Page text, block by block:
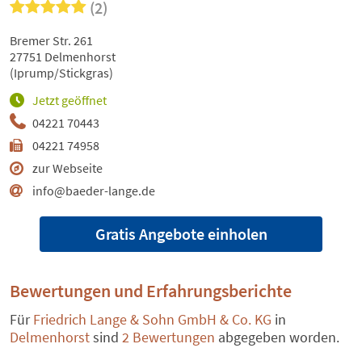
(2)
04221 70443
04221 74958
zur Webseite
info@baeder-lange.de
Jetzt geöffnet
Bremer Str. 261
27751 Delmenhorst
(Iprump/Stickgras)
Gratis Angebote einholen
Bewertungen und Erfahrungsberichte
FürFriedrich Lange & Sohn GmbH & Co. KG in
Delmenhorstsind 2 Bewertungen abgegeben worden.